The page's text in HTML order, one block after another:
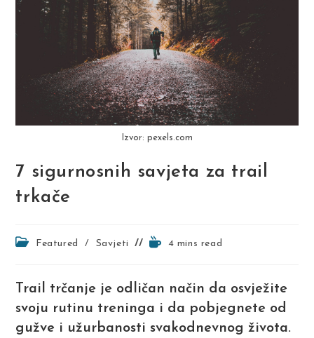
Izvor: pexels.com
7 sigurnosnih savjeta za trail
trkače
PostFeatured / Savjeti
Reading4 mins read
Trail trčanje je odličan način da osvježite
svoju rutinu treninga i da pobjegnete od
gužve i užurbanosti svakodnevnog života.